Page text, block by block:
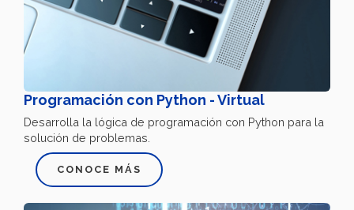
Programación con Python - Virtual
Desarrolla la lógica de programación con Python para la
solución de problemas.
CONOCE MÁS